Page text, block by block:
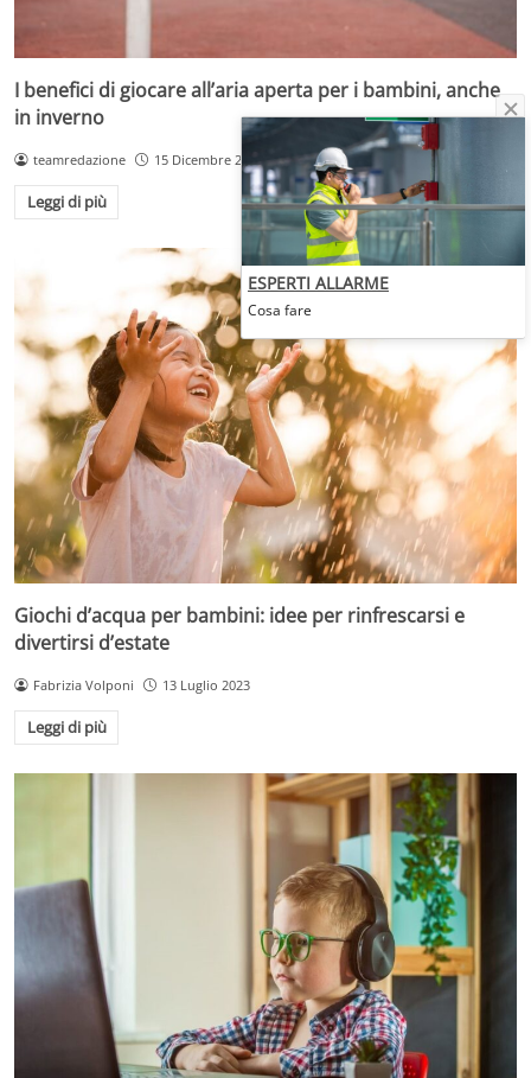
I benefici di giocare all’aria aperta per i bambini, anche
in inverno
teamredazione 15 Dicembre 2025
Leggi di più
Giochi d’acqua per bambini: idee per rinfrescarsi e
divertirsi d’estate
Fabrizia Volponi 13 Luglio 2023
Leggi di più
ESPERTI ALLARME
Cosa fare